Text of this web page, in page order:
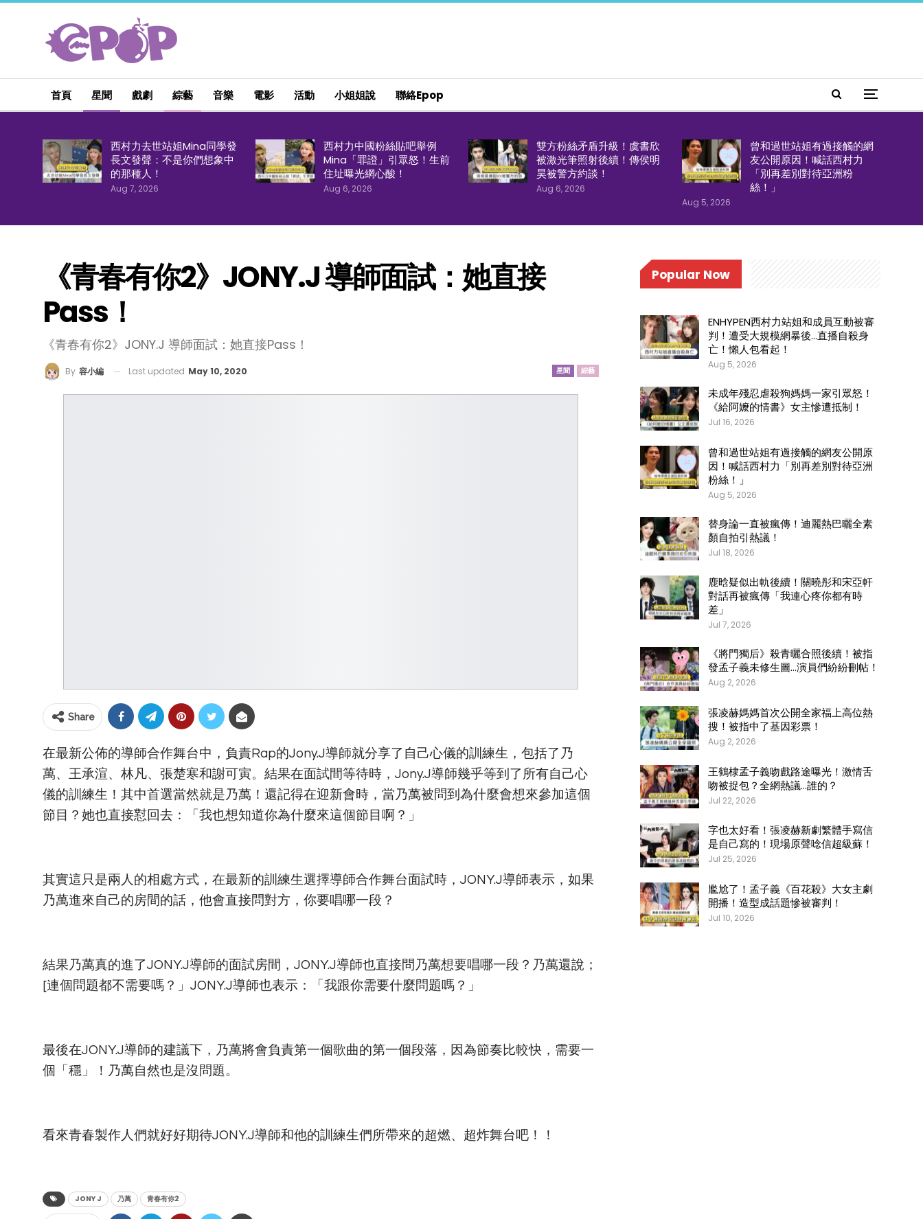
首頁 星聞 戲劇 綜藝 音樂 電影 活動 小姐姐說 聯絡epop
西村力去世站姐Mina同學發
長文發聲：不是你們想象中
的那種人！
Aug 7, 2026
西村力中國粉絲貼吧舉例
Mina「罪證」引眾怒！生前
住址曝光網心酸！
Aug 6, 2026
雙方粉絲矛盾升級！虞書欣
被激光筆照射後續！傳侯明
昊被警方約談！
Aug 6, 2026
曾和過世站姐有過接觸的網
友公開原因！喊話西村力
「別再差別對待亞洲粉
絲！」
Aug 5, 2026
《青春有你2》JONY.J 導師面試：她直接
Pass！
《青春有你2》JONY.J 導師面試：她直接Pass！
星聞 綜藝
By 容小編 Last updated May 10, 2020
Share
在最新公佈的導師合作舞台中，負責Rap的Jony.J導師就分享了自己心儀的訓練生，包括了乃
萬、王承渲、林凡、張楚寒和謝可寅。結果在面試間等待時，Jony.J導師幾乎等到了所有自己心
儀的訓練生！其中首選當然就是乃萬！還記得在迎新會時，當乃萬被問到為什麼會想來參加這個
節目？她也直接懟回去：「我也想知道你為什麼來這個節目啊？」
其實這只是兩人的相處方式，在最新的訓練生選擇導師合作舞台面試時，JONY.J導師表示，如果
乃萬進來自己的房間的話，他會直接問對方，你要唱哪一段？
結果乃萬真的進了JONY.J導師的面試房間，JONY.J導師也直接問乃萬想要唱哪一段？乃萬還說；
[連個問題都不需要嗎？」JONY.J導師也表示：「我跟你需要什麼問題嗎？」
最後在JONY.J導師的建議下，乃萬將會負責第一個歌曲的第一個段落，因為節奏比較快，需要一
個「穩」！乃萬自然也是沒問題。
看來青春製作人們就好好期待JONY.J導師和他的訓練生們所帶來的超燃、超炸舞台吧！！
JONY J 乃萬 青春有你2
Popular Now
ENHYPEN西村力站姐和成員互動被審
判！遭受大規模網暴後…直播自殺身
亡！懶人包看起！
Aug 5, 2026
未成年殘忍虐殺狗媽媽一家引眾怒！
《給阿嬤的情書》女主慘遭抵制！
Jul 16, 2026
曾和過世站姐有過接觸的網友公開原
因！喊話西村力「別再差別對待亞洲
粉絲！」
Aug 5, 2026
替身論一直被瘋傳！迪麗熱巴曬全素
顏自拍引熱議！
Jul 18, 2026
鹿晗疑似出軌後續！關曉彤和宋亞軒
對話再被瘋傳「我連心疼你都有時
差」
Jul 7, 2026
《將門獨后》殺青曬合照後續！被指
發孟子義未修生圖…演員們紛紛刪帖！
Aug 2, 2026
張凌赫媽媽首次公開全家福上高位熱
搜！被指中了基因彩票！
Aug 2, 2026
王鶴棣孟子義吻戲路途曝光！激情舌
吻被捉包？全網熱議…誰的？
Jul 22, 2026
字也太好看！張凌赫新劇繁體手寫信
是自己寫的！現場原聲唸信超級蘇！
Jul 25, 2026
尷尬了！孟子義《百花殺》大女主劇
開播！造型成話題慘被審判！
Jul 10, 2026